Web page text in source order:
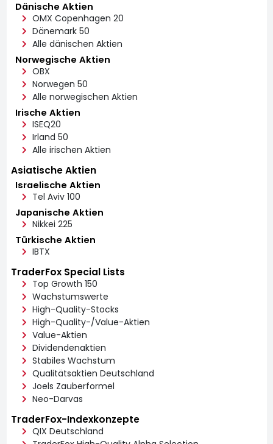
Dänische Aktien
OMX Copenhagen 20
Dänemark 50
Alle dänischen Aktien
Norwegische Aktien
OBX
Norwegen 50
Alle norwegischen Aktien
Irische Aktien
ISEQ20
Irland 50
Alle irischen Aktien
Asiatische Aktien
Israelische Aktien
Tel Aviv 100
Japanische Aktien
Nikkei 225
Türkische Aktien
IBTX
TraderFox Special Lists
Top Growth 150
Wachstumswerte
High-Quality-Stocks
High-Quality-/Value-Aktien
Value-Aktien
Dividendenaktien
Stabiles Wachstum
Qualitätsaktien Deutschland
Joels Zauberformel
Neo-Darvas
TraderFox-Indexkonzepte
QIX Deutschland